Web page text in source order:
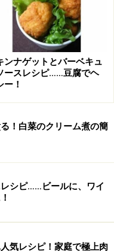
1かけ
少々
輪切り2枚
400g
1/4～1/3束
ンナゲットとバーベキュ
ースレシピ……豆腐でヘ
ー！
！白菜のクリーム煮の簡
シピ……ビールに、ワイ
気レシピ！家庭で極上肉